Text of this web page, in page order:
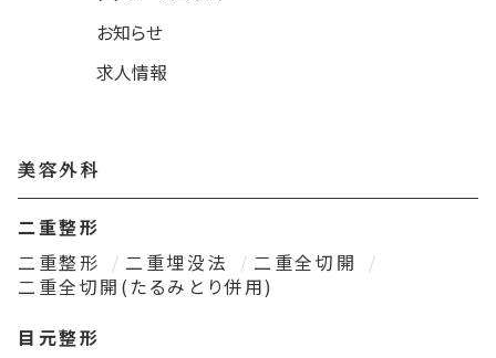
お知らせ
求人情報
美容外科
二重整形
二重整形
二重埋没法
二重全切開
二重全切開(たるみとり併用)
目元整形